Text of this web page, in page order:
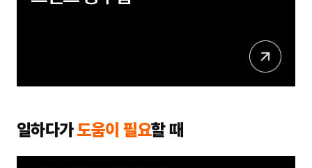
상
세
보
일하다가도움이 필요할 때